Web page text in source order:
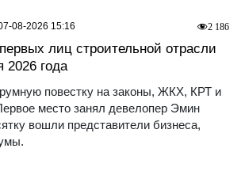
лиц строительной отрасли
2026 года
повестку на законы, ЖКХ, КРТ и
место занял девелопер Эмин
вошли представители бизнеса,
2 186
08-2026 15:16